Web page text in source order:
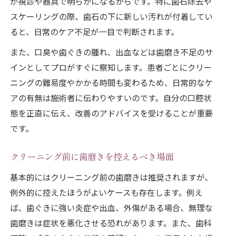
スケーリングの際、歯石の下に新しい汚れが付着してい
ると、日常のケア不足が一目で判断されます。
また、口臭や歯ぐきの腫れ、出血などは歯磨き不足のサ
インとしてプロがすぐに察知します。患者ごとにクリー
ニングの難易度やかかる時間も変わるため、日常的なケ
アの有無は施術者に伝わりやすいのです。自分の口腔状
態を正直に伝え、改善のアドバイスを受けることが重要
です。
クリーニング前に歯磨きを控えるべき場面
基本的にはクリーニング前の歯磨きは推奨されますが、
例外的に控えたほうがよいケースも存在します。例え
ば、歯ぐきに強い炎症や出血、外傷がある場合、無理な
歯磨きは症状を悪化させる恐れがあります。また、歯科